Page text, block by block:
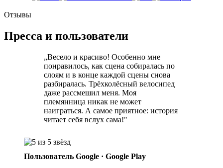
Отзывы
Пресса и пользователи
„Весело и красиво! Особенно мне
понравилось, как сцена собиралась по
слоям и в конце каждой сцены снова
разбиралась. Трёхколёсный велосипед
даже рассмешил меня. Моя
племянница никак не может
наиграться. А самое приятное: история
читает себя вслух сама!"
Пользователь Google · Google Play